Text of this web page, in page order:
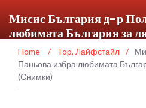
Мисис България д-р
любимата България за
(Снимки)
Home / Top, Лайфстайл /
Паньова избра любимата
(Снимки)